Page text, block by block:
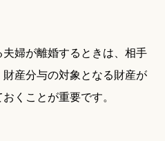
婦が離婚するときは、相手
産分与の対象となる財産が
くことが重要です。